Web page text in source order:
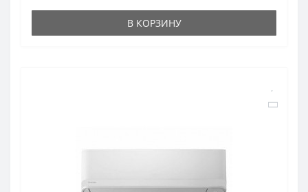
В КОРЗИНУ